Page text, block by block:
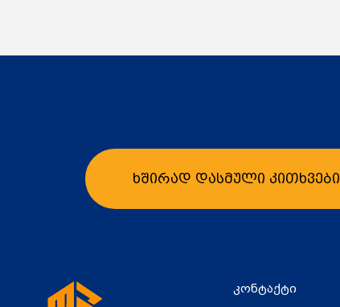
ხშირად დასმული კითხვები
კონტაქტი